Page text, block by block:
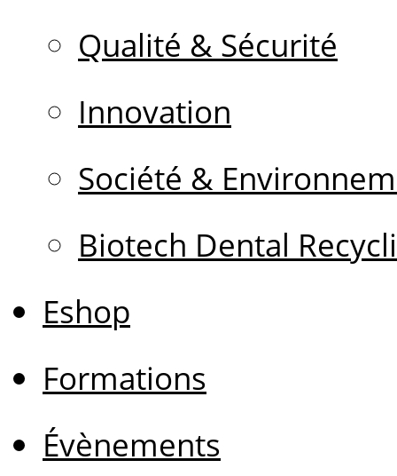
Qualité & Sécurité
Innovation
Société &
Biotech Dental
Eshop
Formations
Évènements